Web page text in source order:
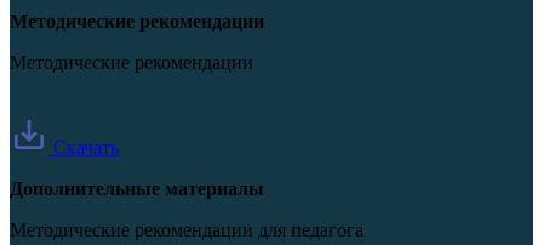
Методические рекомендации
Методические рекомендации
Скачать
Дополнительные материалы
Методические рекомендации для педагога